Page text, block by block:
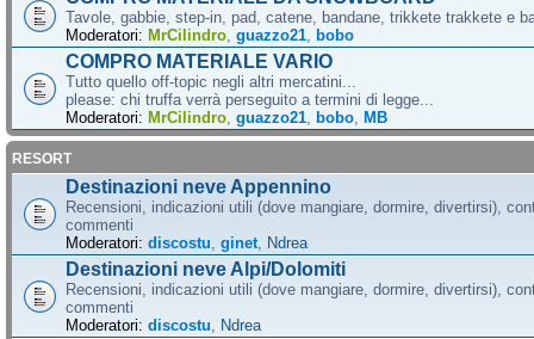
Tavole, gabbie, step-in, pad, catene, bandane, trikkete trakkete e
Moderatori: MrCilindro guazzo21 bobo
COMPRO MATERIALE VARIO
Tutto quello off-topic negli altri mercatini...
please: chi truffa verrà perseguito a termini di legge...
Moderatori: MrCilindro guazzo21 bobo MB
RESORT
Destinazioni neve Appennino
Recensioni, indicazioni utili (dove mangiare, dormire, divertirsi),
commenti
Moderatori: discostu ginet Ndrea
Destinazioni neve Alpi/Dolomiti
Recensioni, indicazioni utili (dove mangiare, dormire, divertirsi),
commenti
Moderatori: discostu Ndrea